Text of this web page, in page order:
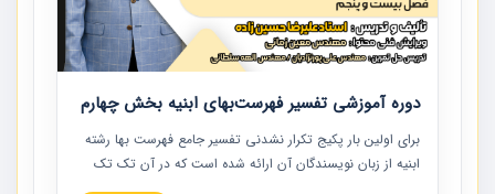
دوره آموزشی تفسیر فهرست‌بهای ابنیه بخش چهارم
برای اولین بار پکیج تکرار نشدنی تفسیر جامع فهرست بها رشته
ابنیه از زبان نویسندگان آن ارائه شده است که در آن تک تک
ردیف ها و مطالب فهرست بها تفسیر و ارائه شده است. این